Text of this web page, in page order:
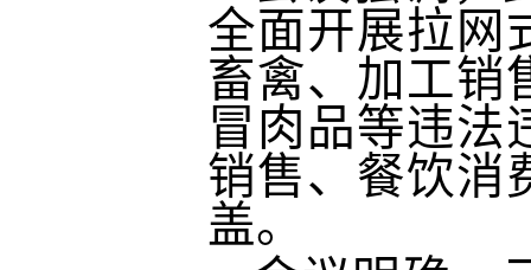
全面开展拉网
畜禽、加工销
冒肉品等违法
销售、餐饮消
盖。